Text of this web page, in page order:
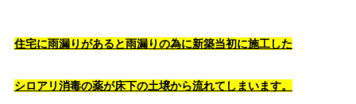
住宅に雨漏りがあると雨漏りの為に新築当初に施工した
シロアリ消毒の薬が床下の土壌から流れてしまいます。